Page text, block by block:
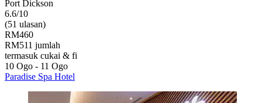
Port Dickson
6.6/10
(51 ulasan)
RM460
RM511 jumlah
termasuk cukai & fi
10 Ogo - 11 Ogo
Paradise Spa Hotel